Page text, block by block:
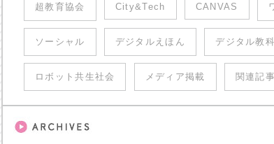
超教育協会 City&Tech CANVAS
ソーシャル デジタルえほん デジタル教
ロボット共生社会 メディア掲載 関連記事